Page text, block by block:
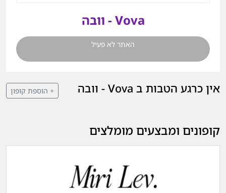
Vova - וובה
האתר לא פעיל
אין כרגע הטבות ב Vova - וובה + הוספת קופון
קופונים ומבצעים מומלצים